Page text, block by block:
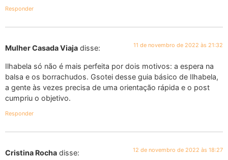
Responder
Mulher Casada Viaja disse: 11 de novembro de 2022 às 21:32
Ilhabela só não é mais perfeita por dois motivos: a espera na
balsa e os borrachudos. Gsotei desse guia básico de Ilhabela,
a gente às vezes precisa de uma orientação rápida e o post
cumpriu o objetivo.
Responder
Cristina Rocha disse: 12 de novembro de 2022 às 18:27